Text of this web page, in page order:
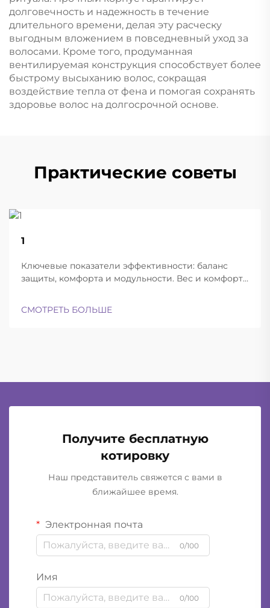
долговечность и надежность в течение
длительного времени, делая эту расческу
выгодным вложением в повседневный уход за
волосами. Кроме того, продуманная
вентилируемая конструкция способствует более
быстрому высыханию волос, сокращая
воздействие тепла от фена и помогая сохранять
здоровье волос на долгосрочной основе.
Практические советы
1
Ключевые показатели эффективности: баланс
защиты, комфорта и модульности. Вес и комфорт
шлемы успешно находят баланс между
СМОТРЕТЬ БОЛЬШЕ
Получите бесплатную
котировку
Наш представитель свяжется с вами в
ближайшее время.
Электронная почта
0/100
Имя
0/100